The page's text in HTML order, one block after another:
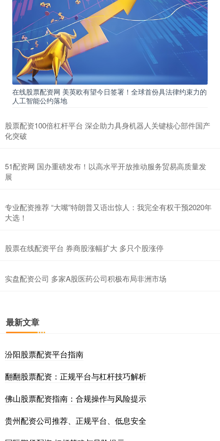
在线股票配资网 美英欧有望今日签署！全球首份具法律约束力的
人工智能公约落地
股票配资100倍杠杆平台 深企助力具身机器人关键核心部件国产
化突破
51配资网 国办重磅发布！以高水平开放推动服务贸易高质量发
展
专业配资推荐 “大嘴”特朗普又语出惊人：我完全有权干预2020年
大选！
股票在线配资平台 券商股涨幅扩大 多只个股涨停
实盘配资公司 多家A股医药公司积极布局非洲市场
最新文章
汾阳股票配资平台指南
翻翻股票配资：正规平台与杠杆技巧解析
佛山股票配资指南：合规操作与风险提示
贵州配资公司推荐、正规平台、低息安全